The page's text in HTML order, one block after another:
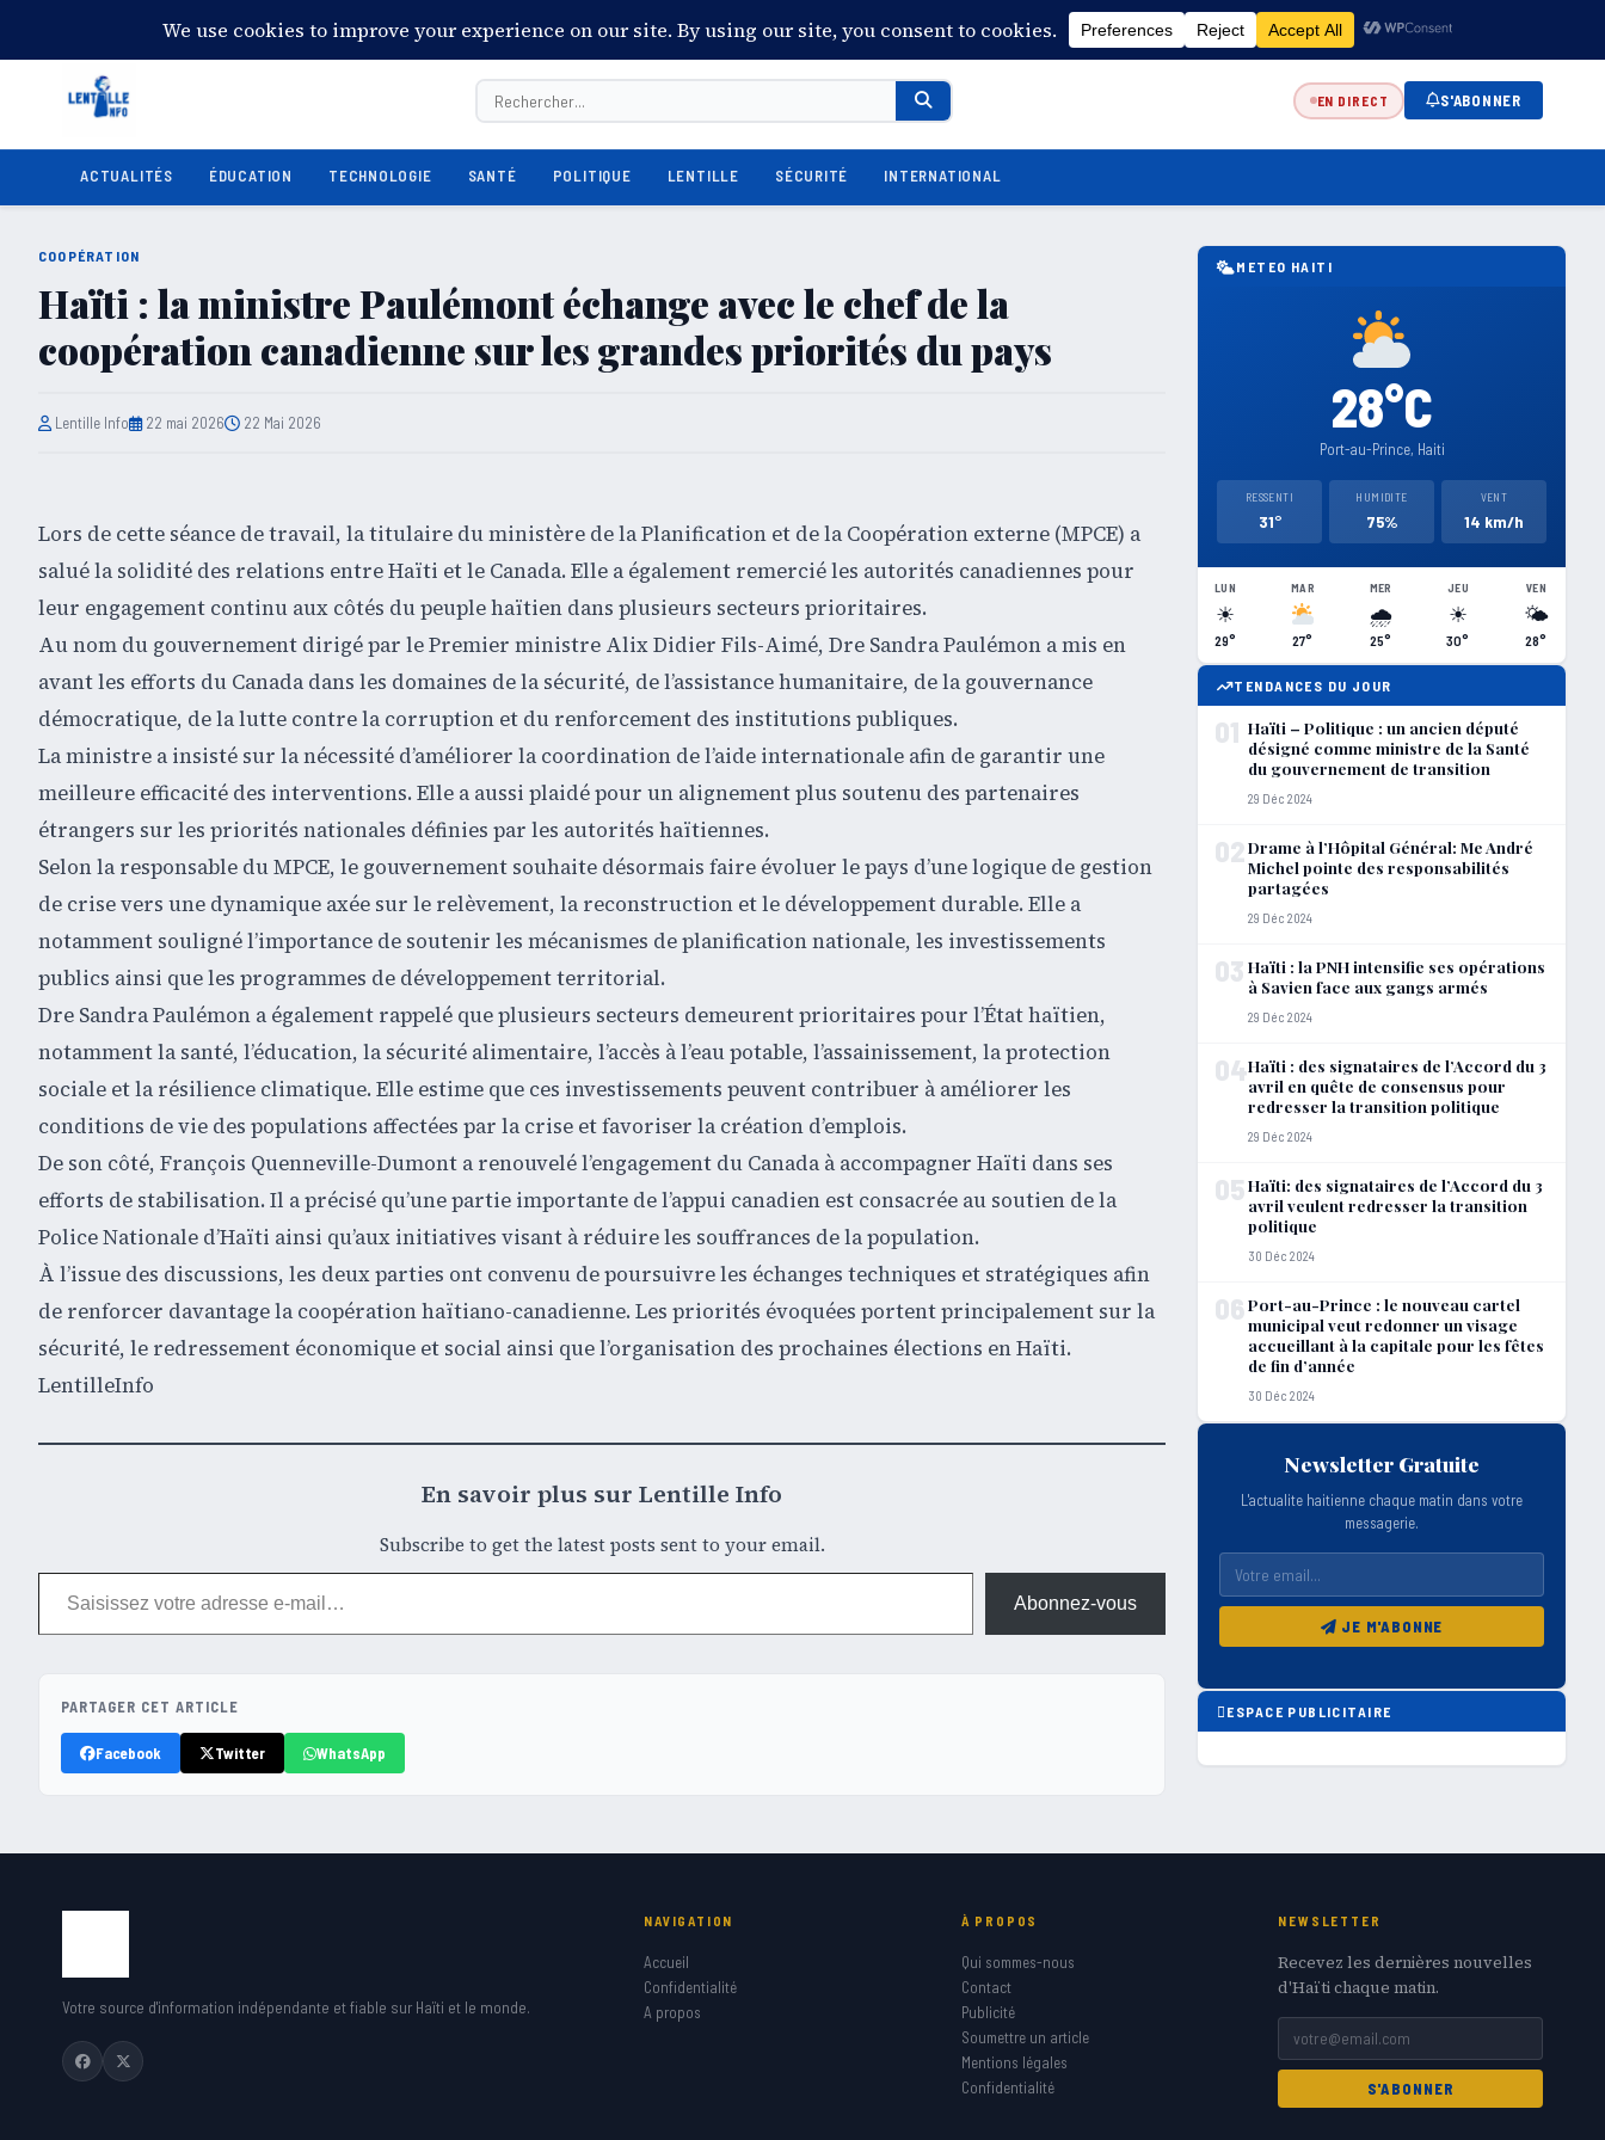
Vendredi 7 août 2026 18:00:00 Port-au-Prince FR EN ES KR
EN DIRECT S'ABONNER
ACTUALITÉS ÉDUCATION TECHNOLOGIE SANTÉ POLITIQUE LENTILLE SÉCURITÉ INTERNATIONAL
COOPÉRATION
Haïti : la ministre Paulémont échange avec le chef de la
coopération canadienne sur les grandes priorités du pays
Lentille Info 22 mai 2026 22 Mai 2026
Lors de cette séance de travail, la titulaire du ministère de la Planification et de la Coopération externe (MPCE) a
salué la solidité des relations entre Haïti et le Canada. Elle a également remercié les autorités canadiennes pour
leur engagement continu aux côtés du peuple haïtien dans plusieurs secteurs prioritaires.
Au nom du gouvernement dirigé par le Premier ministre Alix Didier Fils-Aimé, Dre Sandra Paulémon a mis en
avant les efforts du Canada dans les domaines de la sécurité, de l’assistance humanitaire, de la gouvernance
démocratique, de la lutte contre la corruption et du renforcement des institutions publiques.
La ministre a insisté sur la nécessité d’améliorer la coordination de l’aide internationale afin de garantir une
meilleure efficacité des interventions. Elle a aussi plaidé pour un alignement plus soutenu des partenaires
étrangers sur les priorités nationales définies par les autorités haïtiennes.
Selon la responsable du MPCE, le gouvernement souhaite désormais faire évoluer le pays d’une logique de gestion
de crise vers une dynamique axée sur le relèvement, la reconstruction et le développement durable. Elle a
notamment souligné l’importance de soutenir les mécanismes de planification nationale, les investissements
publics ainsi que les programmes de développement territorial.
Dre Sandra Paulémon a également rappelé que plusieurs secteurs demeurent prioritaires pour l’État haïtien,
notamment la santé, l’éducation, la sécurité alimentaire, l’accès à l’eau potable, l’assainissement, la protection
sociale et la résilience climatique. Elle estime que ces investissements peuvent contribuer à améliorer les
conditions de vie des populations affectées par la crise et favoriser la création d’emplois.
De son côté, François Quenneville-Dumont a renouvelé l’engagement du Canada à accompagner Haïti dans ses
efforts de stabilisation. Il a précisé qu’une partie importante de l’appui canadien est consacrée au soutien de la
Police Nationale d’Haïti ainsi qu’aux initiatives visant à réduire les souffrances de la population.
À l’issue des discussions, les deux parties ont convenu de poursuivre les échanges techniques et stratégiques afin
de renforcer davantage la coopération haïtiano-canadienne. Les priorités évoquées portent principalement sur la
sécurité, le redressement économique et social ainsi que l’organisation des prochaines élections en Haïti.
LentilleInfo
En savoir plus sur Lentille Info
Subscribe to get the latest posts sent to your email.
Saisissez votre adresse e-mail…
Abonnez-vous
PARTAGER CET ARTICLE
Facebook Twitter WhatsApp
METEO HAITI
28°C
Port-au-Prince, Haiti
RESSENTI
31°
HUMIDITE
75%
VENT
14 km/h
LUN
☀
29°
MAR
27°
MER
🌧
25°
JEU
☀
30°
VEN
🌤
28°
TENDANCES DU JOUR
01 Haïti – Politique : un ancien député
désigné comme ministre de la Santé
du gouvernement de transition
29 Déc 2024
02Drame à l’Hôpital Général: Me André
Michel pointe des responsabilités
partagées
29 Déc 2024
03 Haïti : la PNH intensifie ses opérations
à Savien face aux gangs armés
29 Déc 2024
04Haïti : des signataires de l’Accord du 3
avril en quête de consensus pour
redresser la transition politique
29 Déc 2024
05Haïti: des signataires de l’Accord du 3
avril veulent redresser la transition
politique
30 Déc 2024
06Port-au-Prince : le nouveau cartel
municipal veut redonner un visage
accueillant à la capitale pour les fêtes
de fin d’année
30 Déc 2024
Newsletter Gratuite
L'actualite haitienne chaque matin dans votre
messagerie.
JE M'ABONNE
ESPACE PUBLICITAIRE
Votre source d'information indépendante et fiable sur Haïti et le monde.
NAVIGATION
Accueil
Confidentialité
A propos
À PROPOS
Qui sommes-nous
Contact
Publicité
Soumettre un article
Mentions légales
Confidentialité
NEWSLETTER
Recevez les dernières nouvelles
d'Haïti chaque matin.
S'ABONNER